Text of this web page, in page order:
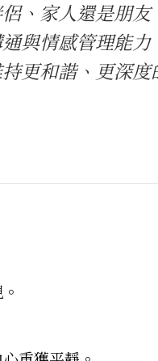
、家人還是朋
與情感管理能
更和諧、更深